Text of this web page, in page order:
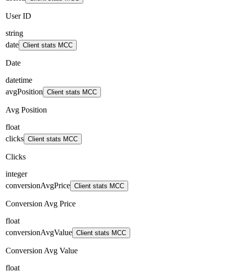
User ID
string
date Client stats MCC
Date
datetime
avgPosition Client stats MCC
Avg Position
float
clicks Client stats MCC
Clicks
integer
conversionAvgPrice Client stats MCC
Conversion Avg Price
float
conversionAvgValue Client stats MCC
Conversion Avg Value
float